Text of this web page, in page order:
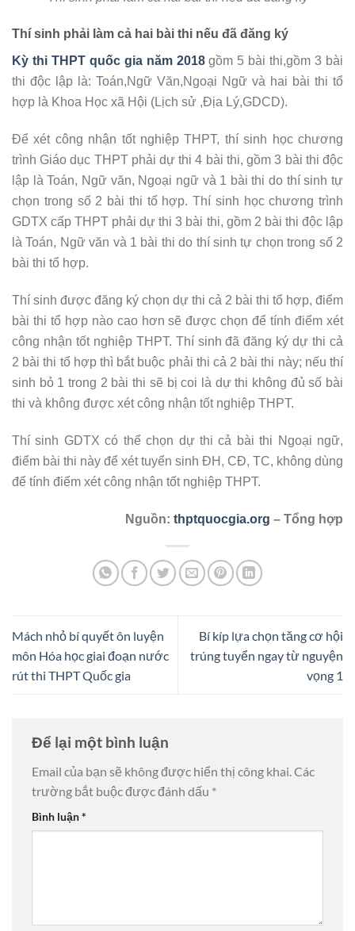
Thí sinh phải làm cả hai bài thi nếu đã đăng ký
Kỳ thi THPT quốc gia năm 2018gồm 5 bài thi,gồm 3 bài
thi độc lập là: Toán,Ngữ Văn,Ngoại Ngữ và hai bài thi tổ
hợp là Khoa Học xã Hội (Lịch sử ,Địa Lý,GDCD).
Để xét công nhận tốt nghiệp THPT, thí sinh học chương
trình Giáo dục THPT phải dự thi 4 bài thi, gồm 3 bài thi độc
lập là Toán, Ngữ văn, Ngoại ngữ và 1 bài thi do thí sinh tự
chọn trong số 2 bài thi tổ hợp. Thí sinh học chương trình
GDTX cấp THPT phải dự thi 3 bài thi, gồm 2 bài thi độc lập
là Toán, Ngữ văn và 1 bài thi do thí sinh tự chọn trong số 2
bài thi tổ hợp.
Thí sinh được đăng ký chọn dự thi cả 2 bài thi tổ hợp, điểm
bài thi tổ hợp nào cao hơn sẽ được chọn để tính điểm xét
công nhận tốt nghiệp THPT. Thí sinh đã đăng ký dự thi cả
2 bài thi tổ hợp thì bắt buộc phải thi cả 2 bài thi này; nếu thí
sinh bỏ 1 trong 2 bài thi sẽ bị coi là dự thi không đủ số bài
thi và không được xét công nhận tốt nghiệp THPT.
Thí sinh GDTX có thể chọn dự thi cả bài thi Ngoại ngữ,
điểm bài thi này để xét tuyển sinh ĐH, CĐ, TC, không dùng
để tính điểm xét công nhận tốt nghiệp THPT.
Nguồn: thptquocgia.org – Tổng hợp
Mách nhỏ bí quyết ôn luyện
môn Hóa học giai đoạn nước
rút thi THPT Quốc gia
Bí kíp lựa chọn tăng cơ hội
trúng tuyển ngay từ nguyện
vọng 1
Để lại một bình luận
Email của bạn sẽ không được hiển thị công khai.Các
trường bắt buộc được đánh dấu *
Bình luận*